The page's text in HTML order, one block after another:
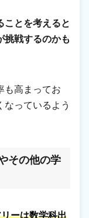
ことを考えると
挑戦するのかも
も高まってお
なっているよう
その他の学
ーは数学科出